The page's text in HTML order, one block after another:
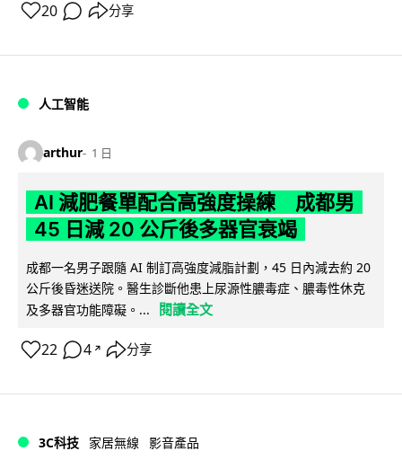
20 分享
人工智能
arthur 1 日
AI 減肥餐單配合高強度操練 成都男
45 日減 20 公斤後多器官衰竭
成都一名男子跟隨 AI 制訂高強度減脂計劃，45 日內減去約 20
公斤後昏迷送院。醫生診斷他患上尿源性膿毒症、膿毒性休克
及多器官功能障礙。...
閱讀全文
22 4 ↗ 分享
3C科技 家居無線 影音產品